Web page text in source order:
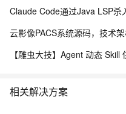
云影像PACS系统源码，技术
相关解决方案